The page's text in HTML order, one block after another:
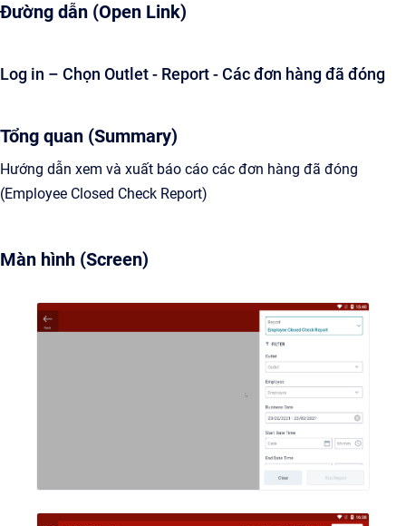
Đường dẫn (Open Link)
Log in – Chọn Outlet - Report - Các đơn hàng đã đóng
Tổng quan (Summary)
Hướng dẫn xem và xuất báo cáo các đơn hàng đã đóng
(Employee Closed Check Report)
Màn hình (Screen)